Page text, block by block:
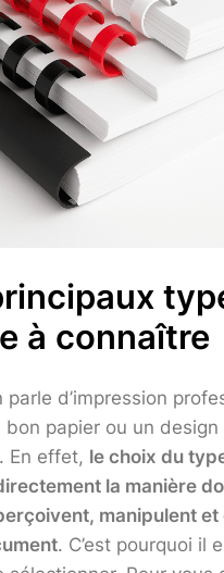
à connaître
parle d’impression
bon papier ou un
En effet, le choix du
la manière
manipulent
. C’est pourquoi il